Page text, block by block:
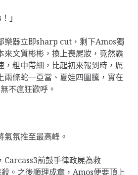
」
樂器立即sharp cut，剩下Amos獨
來文質彬彬，換上喪屍妝，竟然霸
，粗中帶細，比起初來報到時，厲
兩條蛇—亞當、夏娃四圍騰，實在
不瘋狂歡呼。
氛推至最高峰。
Carcass3前鼓手律政屍為救
。之後順理成章，Amos便要頂上